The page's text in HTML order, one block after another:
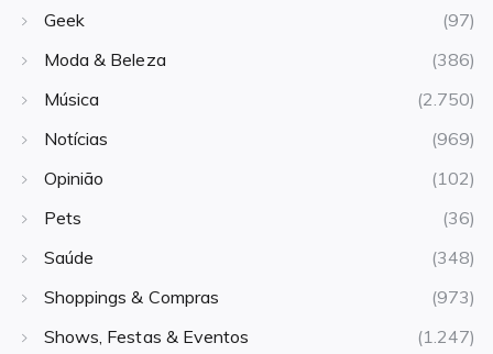
Geek
(97)
Moda & Beleza
(386)
Música
(2.750)
Notícias
(969)
Opinião
(102)
Pets
(36)
Saúde
(348)
Shoppings & Compras
(973)
Shows, Festas & Eventos
(1.247)